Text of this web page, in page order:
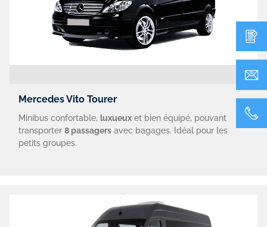
Mercedes Vito Tourer
Minibus confortable, luxueuxet bien équipé, pouvant
transporter 8 passagersavec bagages. Idéal pour les
petits groupes.